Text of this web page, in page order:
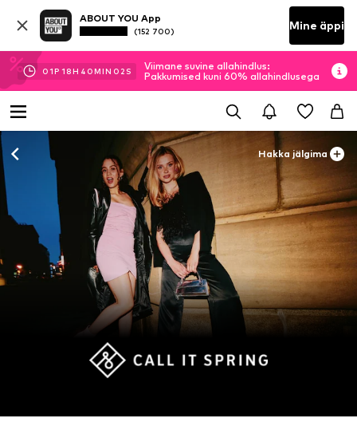
ABOUT YOU App
(152 700) Mine äppi
01P 18H 40MIN 01 S
Viimane suvine allahindlus:
Pakkumised kuni 60% allahindlusega
Hakka jälgima